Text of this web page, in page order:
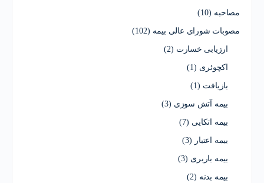
مصاحبه (10)
مصوبات شورای عالی بیمه (102)
ارزیابی خسارت (2)
اکچوئری (1)
بازیافت (1)
بیمه آتش سوزی (3)
بیمه اتکایی (7)
بیمه اعتبار (3)
بیمه باربری (3)
بیمه بدنه (2)